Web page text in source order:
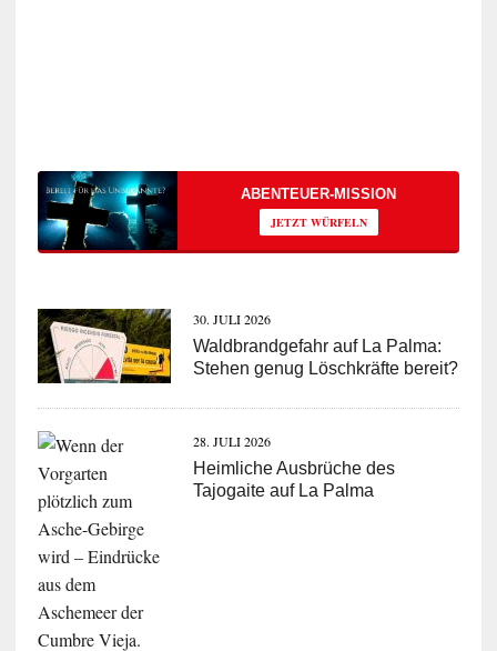
ABENTEUER-MISSION
JETZT WÜRFELN
30. JULI 2026
Waldbrandgefahr auf La Palma:
Stehen genug Löschkräfte bereit?
28. JULI 2026
Heimliche Ausbrüche des
Tajogaite auf La Palma